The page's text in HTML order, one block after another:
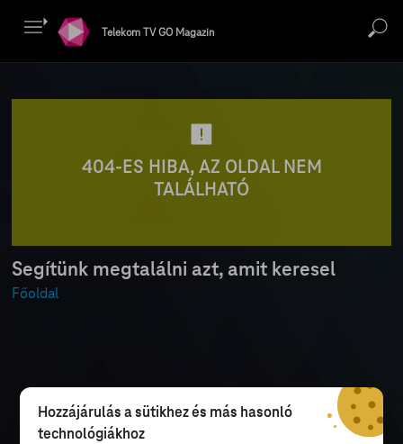
Telekom TV GO Magazin
404-ES HIBA, AZ OLDAL NEM
TALÁLHATÓ
Segítünk megtalálni azt, amit keresel
Főoldal
Hozzájárulás a sütikhez és más hasonló
technológiákhoz